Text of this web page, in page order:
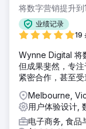
将数字营销提升到
业绩记录
19
Wynne Digital 将
但成果斐然，专
紧密合作，甚至受
Melbourne,
用户体验设计,
电子商务, 食品